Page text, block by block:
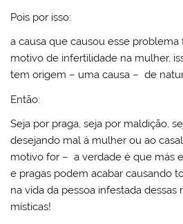
Pois por isso:
a causa que causou esse
motivo de infertilidade na mulher,
tem origem – uma causa – de
Então:
Seja por praga, seja por maldição,
desejando mal á mulher ou ao
motivo for – a verdade é que más
e pragas podem acabar causando
na vida da pessoa infestada
místicas!